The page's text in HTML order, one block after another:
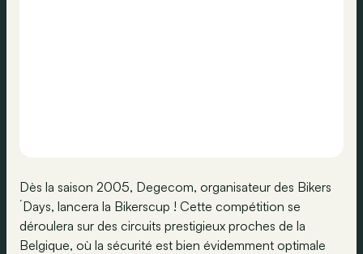
Dès la saison 2005, Degecom, organisateur des Bikers
´Days, lancera la Bikerscup ! Cette compétition se
déroulera sur des circuits prestigieux proches de la
Belgique, où la sécurité est bien évidemment optimale